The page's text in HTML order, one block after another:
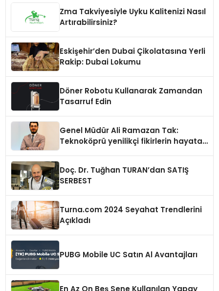
Zma Takviyesiyle Uyku Kalitenizi Nasıl
Artırabilirsiniz?
Eskişehir’den Dubai Çikolatasına Yerli
Rakip: Dubai Lokumu
Döner Robotu Kullanarak Zamandan
Tasarruf Edin
Genel Müdür Ali Ramazan Tak:
Teknoköprü yenilikçi fikirlerin hayata
Doç. Dr. Tuğhan TURAN’dan SATIŞ
SERBEST
Turna.com 2024 Seyahat Trendlerini
Açıkladı
PUBG Mobile UC Satın Al Avantajları